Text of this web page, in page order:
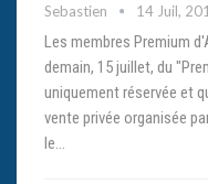
Sebastien 14 Juil,
Les membres Premium
demain, 15 juillet, du
uniquement réservée et
vente privée organisée
le…